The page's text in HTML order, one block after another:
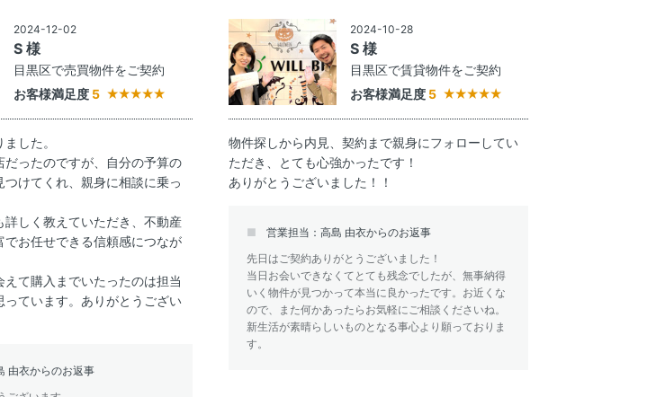
2024-12-02
S 様
目黒区で売買物件をご契約
お客様満足度 5
した。
だったのですが、自分の予算の
けてくれ、親身に相談に乗っ
詳しく教えていただき、不動産
でお任せできる信頼感につなが
て購入までいたったのは担当
っています。ありがとうござい
由衣からのお返事
2024-10-28
S 様
目黒区で賃貸物件をご契約
お客様満足度 5
物件探しから内見、契約まで親身にフォローしてい
ただき、とても心強かったです！
ありがとうございました！！
営業担当：高島 由衣からのお返事
先日はご契約ありがとうございました！
当日お会いできなくてとても残念でしたが、無事納得
いく物件が見つかって本当に良かったです。お近くな
ので、また何かあったらお気軽にご相談くださいね。
新生活が素晴らしいものとなる事心より願っておりま
す。